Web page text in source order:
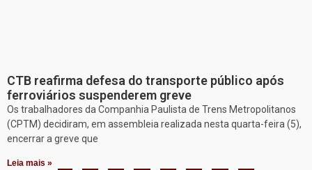
CTB reafirma defesa do transporte público após
ferroviários suspenderem greve
Os trabalhadores da Companhia Paulista de Trens Metropolitanos
(CPTM) decidiram, em assembleia realizada nesta quarta-feira (5),
encerrar a greve que
Leia mais »